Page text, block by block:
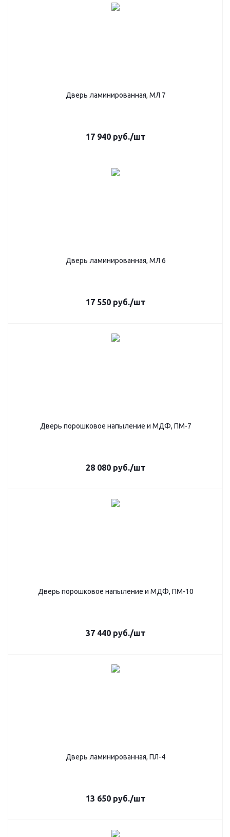
Дверь ламинированная, МЛ 7
17 940руб./шт
Дверь ламинированная, МЛ 6
17 550руб./шт
Дверь порошковое напыление и МДФ, ПМ-7
28 080руб./шт
Дверь порошковое напыление и МДФ, ПМ-10
37 440руб./шт
Дверь ламинированная, ПЛ-4
13 650руб./шт